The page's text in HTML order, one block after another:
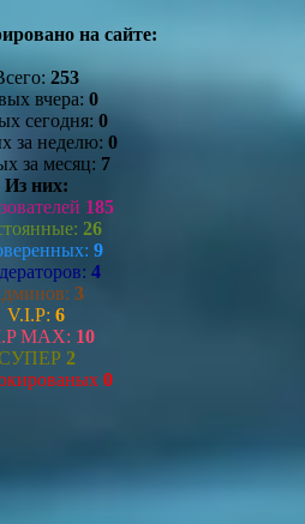
на сайте:
253
вчера: 0
сегодня: 0
за неделю: 0
за месяц: 7
Из них:
185
26
9
4
3
V.I.P: 6
MAX: 10
2
0